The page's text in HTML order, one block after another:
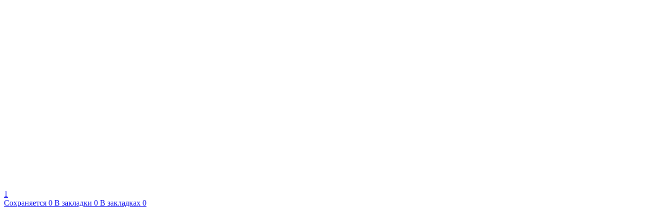
1
Сохраняется 0 В закладки 0 В закладках 0